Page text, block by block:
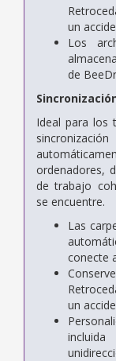
un
Los
de
Ideal para los
ordenadores,
de trabajo
se encuentre.
Las
conecte
un